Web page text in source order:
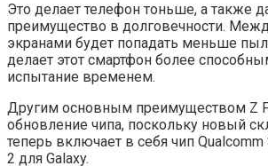
Это делает телефон тоньше, а также
преимущество в долговечности.
экранами будет попадать меньше
делает этот смартфон более
испытание временем.
Другим основным преимуществом Z
обновление чипа, поскольку новый
теперь включает в себя чип Qualcomm
2 для Galaxy.